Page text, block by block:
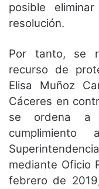
posible
resolución.
Por tanto, se
recurso de
Elisa Muñoz
Cáceres en
se ordena a
mediante Oficio
febrero de